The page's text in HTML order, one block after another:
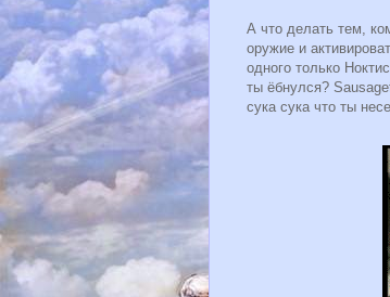
А что делать тем,
оружие и
одного только
ты ёбнулся?
сука сука что ты